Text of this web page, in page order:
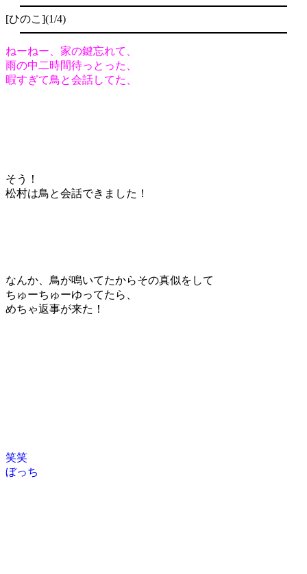
[ひのこ](1/4)
ねーねー、家の鍵忘れて、
雨の中二時間待っとった、
暇すぎて鳥と会話してた、
そう！
松村は鳥と会話できました！
なんか、鳥が鳴いてたからその真似をして
ちゅーちゅーゆってたら、
めちゃ返事が来た！
笑笑
ぼっち